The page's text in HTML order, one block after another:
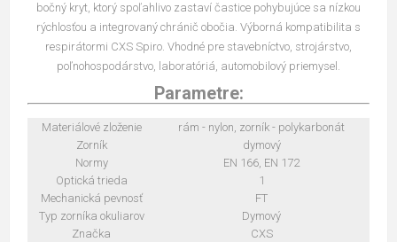
bočný kryt, ktorý spoľahlivo zastaví častice pohybujúce sa nízkou
rýchlosťou a integrovaný chránič obočia. Výborná kompatibilita s
respirátormi CXS Spiro. Vhodné pre stavebníctvo, strojárstvo,
poľnohospodárstvo, laboratóriá, automobilový priemysel.
Parametre:
Materiálové zloženie
rám - nylon, zorník - polykarbonát
Zorník
dymový
Normy
EN 166, EN 172
Optická trieda
1
Mechanická pevnosť
FT
Typ zorníka okuliarov
Dymový
Značka
CXS